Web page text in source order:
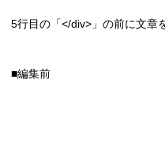
5行目の「</div>」の前に文章
■編集前